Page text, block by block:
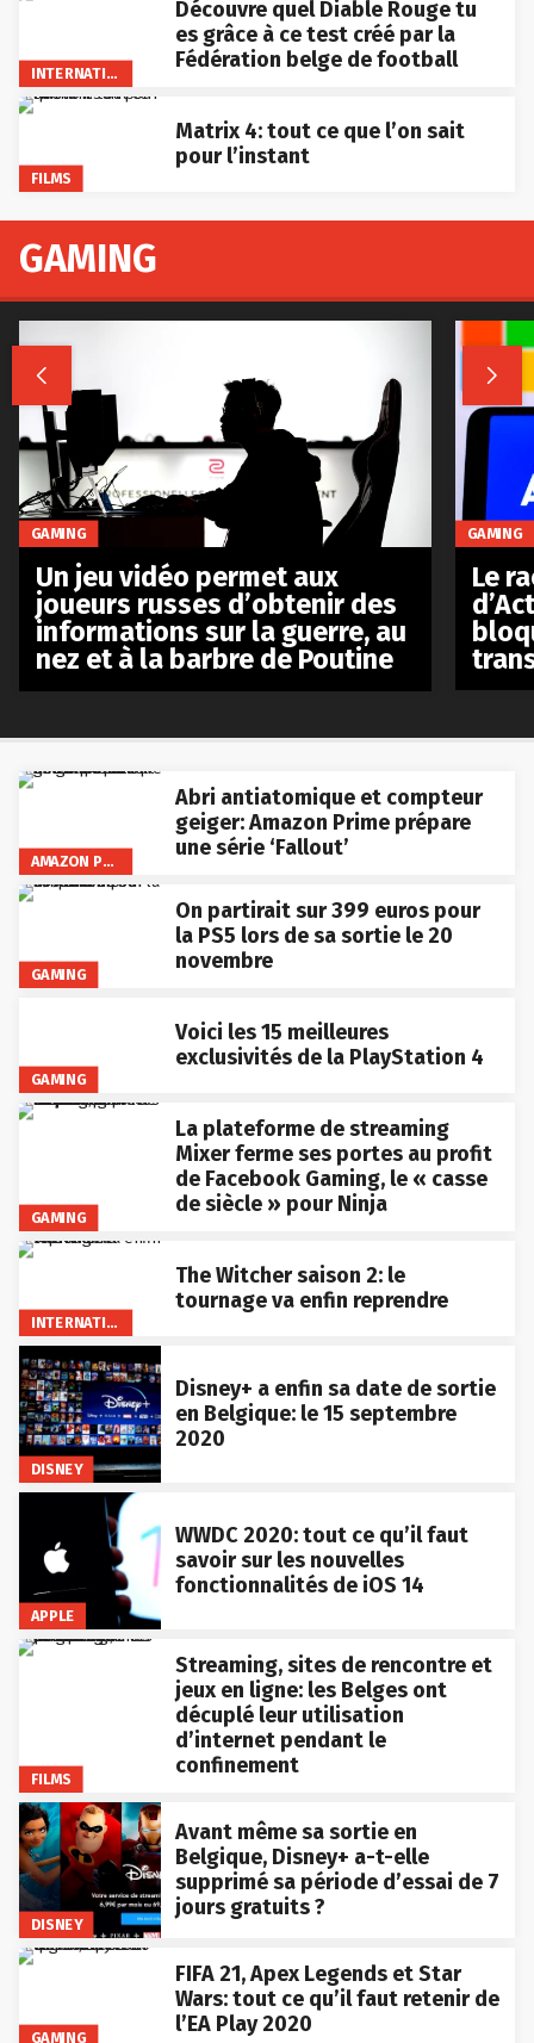
INTERNATIONAL
Découvre quel Diable Rouge tu
es grâce à ce test créé par la
Fédération belge de football
FILMS
Matrix 4: tout ce que l’on sait
pour l’instant
AMAZON PRIME VIDEO
Abri antiatomique et compteur
geiger: Amazon Prime prépare
une série ‘Fallout’
GAMING
On partirait sur 399 euros pour
la PS5 lors de sa sortie le 20
novembre
GAMING
Voici les 15 meilleures
exclusivités de la PlayStation 4
GAMING
La plateforme de streaming
Mixer ferme ses portes au profit
de Facebook Gaming, le « casse
de siècle » pour Ninja
INTERNATIONAL
The Witcher saison 2: le
tournage va enfin reprendre
DISNEY
Disney+ a enfin sa date de sortie
en Belgique: le 15 septembre
2020
APPLE
WWDC 2020: tout ce qu’il faut
savoir sur les nouvelles
fonctionnalités de iOS 14
FILMS
Streaming, sites de rencontre et
jeux en ligne: les Belges ont
décuplé leur utilisation
d’internet pendant le
confinement
DISNEY
Avant même sa sortie en
Belgique, Disney+ a-t-elle
supprimé sa période d’essai de 7
jours gratuits ?
GAMING
FIFA 21, Apex Legends et Star
Wars: tout ce qu’il faut retenir de
l’EA Play 2020
GAMING
 
GAMING
Un jeu vidéo permet aux
joueurs russes d’obtenir des
informations sur la guerre, au
nez et à la barbre de Poutine
GAMING
Le